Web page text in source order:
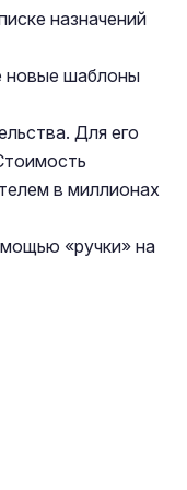
назначений
новые шаблоны
Для его
в миллионах
«ручки» на